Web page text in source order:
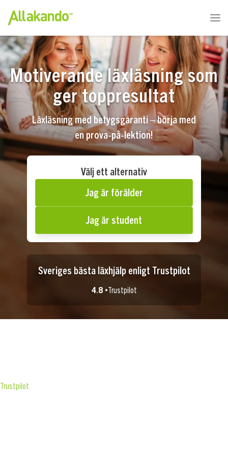
Motiverande läxläsning som
ger toppresultat
Läxläsning med betygsgaranti – börja med
en prova-på-lektion!
Välj ett alternativ
Jag är förälder
Jag är student
Sveriges bästa läxhjälp enligt Trustpilot
4.8 •Trustpilot
Trustpilot